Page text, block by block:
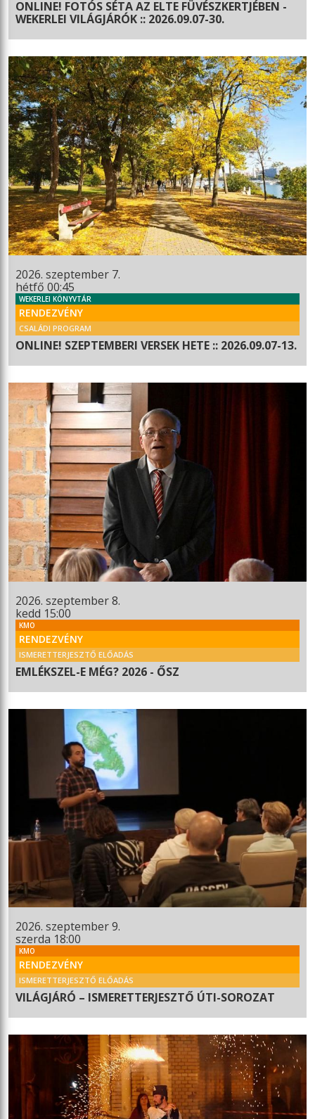
ONLINE! FOTÓS SÉTA AZ ELTE FÜVÉSZKERTJÉBEN -
WEKERLEI VILÁGJÁRÓK :: 2026.09.07-30.
2026. szeptember 7.
hétfő 00:45
WEKERLEI KÖNYVTÁR
RENDEZVÉNY
CSALÁDI PROGRAM
ONLINE! SZEPTEMBERI VERSEK HETE :: 2026.09.07-13.
2026. szeptember 8.
kedd 15:00
KMO
RENDEZVÉNY
ISMERETTERJESZTŐ ELŐADÁS
EMLÉKSZEL-E MÉG? 2026 - ŐSZ
2026. szeptember 9.
szerda 18:00
KMO
RENDEZVÉNY
ISMERETTERJESZTŐ ELŐADÁS
VILÁGJÁRÓ – ISMERETTERJESZTŐ ÚTI-SOROZAT